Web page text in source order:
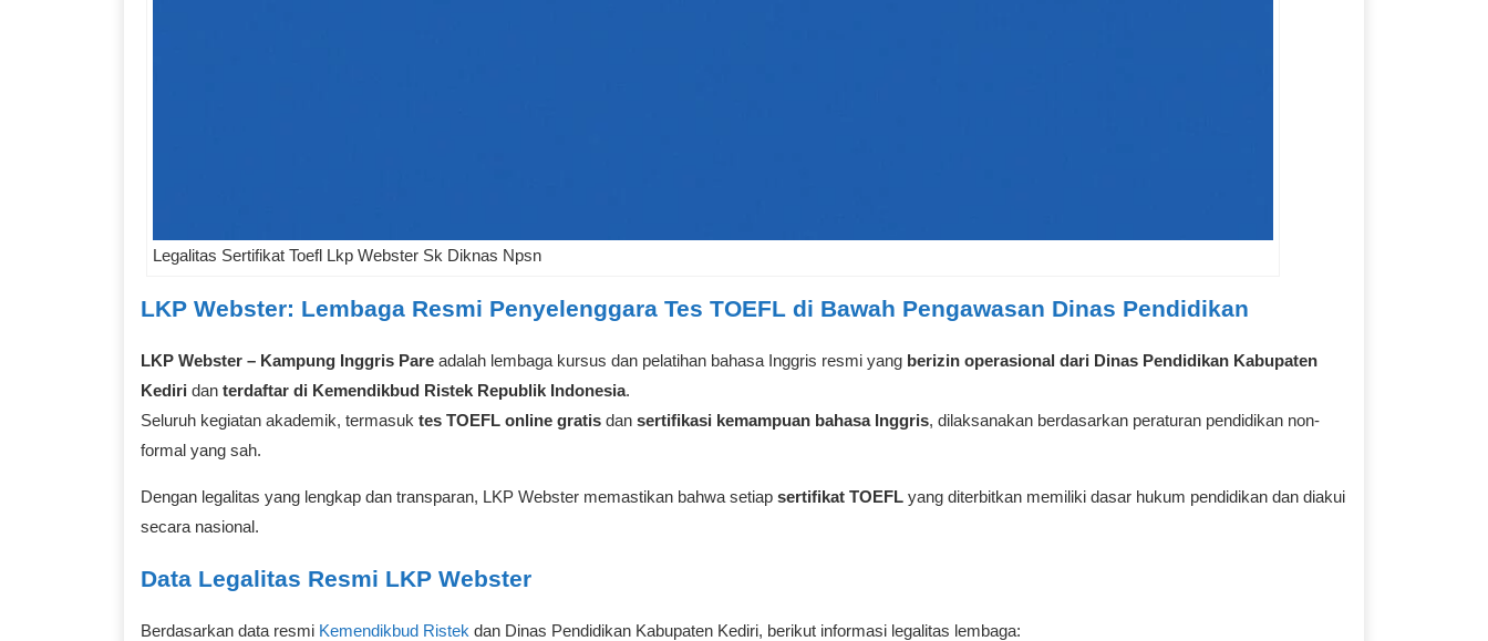
Legalitas Sertifikat Toefl Lkp Webster Sk Diknas Npsn
LKP Webster: Lembaga Resmi Penyelenggara Tes TOEFL di Bawah Pengawasan Dinas Pendidikan
LKP Webster – Kampung Inggris Pare adalah lembaga kursus dan pelatihan bahasa Inggris resmi yang berizin operasional dari Dinas Pendidikan Kabupaten
Kediri dan terdaftar di Kemendikbud Ristek Republik Indonesia.
Seluruh kegiatan akademik, termasuk tes TOEFL online gratis dan sertifikasi kemampuan bahasa Inggris, dilaksanakan berdasarkan peraturan pendidikan non-
formal yang sah.
Dengan legalitas yang lengkap dan transparan, LKP Webster memastikan bahwa setiap sertifikat TOEFL yang diterbitkan memiliki dasar hukum pendidikan dan diakui
secara nasional.
Data Legalitas Resmi LKP Webster
Berdasarkan data resmi Kemendikbud Ristek dan Dinas Pendidikan Kabupaten Kediri, berikut informasi legalitas lembaga: